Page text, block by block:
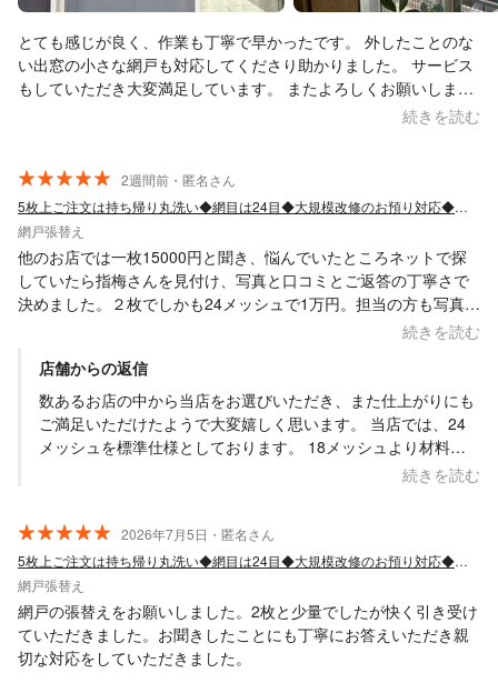
とても感じが良く、作業も丁寧で早かったです。 外したことのな
い出窓の小さな網戸も対応してくださり助かりました。 サービス
もしていただき大変満足しています。 またよろしくお願いしま
続きを読む
2週間前・匿名さん
5枚上ご注文は持ち帰り丸洗い◆網目は24目◆大規模改修のお預り対応◆岐阜地域密着
網戸張替え
他のお店では一枚15000円と聞き、悩んでいたところネットで探
していたら指梅さんを見付け、写真と口コミとご返答の丁寧さで
決めました。２枚でしかも24メッシュで1万円。担当の方も写真ど
おり感じが良く、安心してお任せできました。仕上がりもとて
本当に暑い中、ありがとうございました。
続きを読む
店舗からの返信
数あるお店の中から当店をお選びいただき、また仕上がりにも
ご満足いただけたようで大変嬉しく思います。 当店では、24
メッシュを標準仕様としております。 18メッシュより材料費
は高くなりますが、防虫効果が高く、風通しとのバランスにも
ました」とのお言葉は、大変励みになります。 13年間頑張っ
てきた網戸が綺麗になり、快適にお過ごしいただけましたら幸
いです。 またお困りごとがございましたら、お気軽にご相談く
ださい。
続きを読む
2026年7月5日・匿名さん
5枚上ご注文は持ち帰り丸洗い◆網目は24目◆大規模改修のお預り対応◆岐阜地域密着
網戸張替え
網戸の張替えをお願いしました。2枚と少量でしたが快く引き受け
ていただきました。お聞きしたことにも丁寧にお答えいただき親
切な対応をしていただきました。